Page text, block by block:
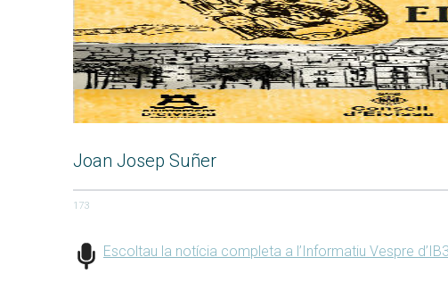
Joan Josep Suñer
173
Escoltau la notícia completa a l’Informatiu Vespre